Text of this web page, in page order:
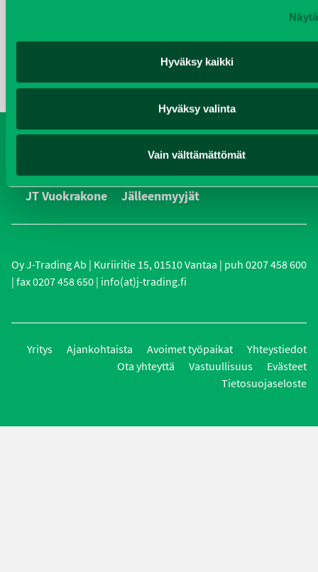
Hyväksy kaikki
Hyväksy valinta
Vain välttämättömät
Kalusteet
Huolto ja varaosat
Verkkokauppa
JT Vuokrakone
Jälleenmyyjät
Oy J-Trading Ab | Kuriiritie 15, 01510 Vantaa | puh 0207 458 600
| fax 0207 458 650 | info(at)j-trading.fi
Yritys Ajankohtaista Avoimet työpaikat
Yhteystiedot
Ota yhteyttä
Vastuullisuus
Evästeet
Tietosuojaseloste